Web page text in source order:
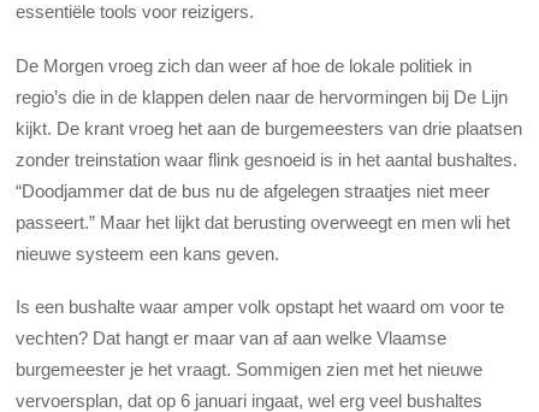
essentiële tools voor reizigers.
De Morgen vroeg zich dan weer af hoe de lokale politiek in
regio’s die in de klappen delen naar de hervormingen bij De Lijn
kijkt. De krant vroeg het aan de burgemeesters van drie plaatsen
zonder treinstation waar flink gesnoeid is in het aantal bushaltes.
“Doodjammer dat de bus nu de afgelegen straatjes niet meer
passeert.” Maar het lijkt dat berusting overweegt en men wli het
nieuwe systeem een kans geven.
Is een bushalte waar amper volk opstapt het waard om voor te
vechten? Dat hangt er maar van af aan welke Vlaamse
burgemeester je het vraagt. Sommigen zien met het nieuwe
vervoersplan, dat op 6 januari ingaat, wel erg veel bushaltes